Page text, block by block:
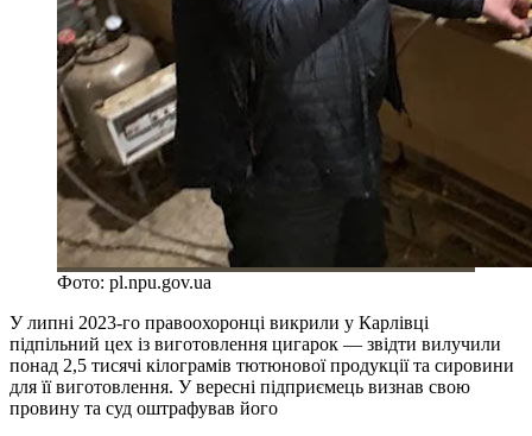
Фото: pl.npu.gov.ua
У липні 2023-го правоохоронці викрили у Карлівці
підпільний цех із виготовлення цигарок — звідти вилучили
понад 2,5 тисячі кілограмів тютюнової продукції та сировини
для її виготовлення. У вересні підприємець визнав свою
провину та суд оштрафував його